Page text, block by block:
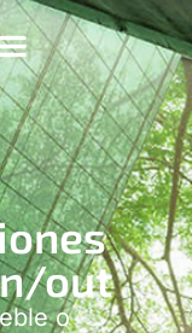
out
o